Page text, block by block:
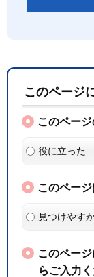
このページ
このペー
役に立った
このペー
見つけやす
このペー
らご入力